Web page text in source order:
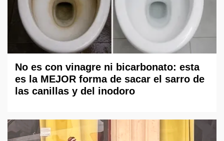
No es con vinagre ni bicarbonato: esta
es la MEJOR forma de sacar el sarro de
las canillas y del inodoro